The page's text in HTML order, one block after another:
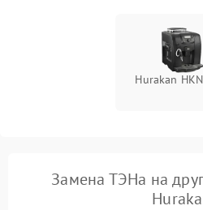
Hurakan
Замена ТЭНа на